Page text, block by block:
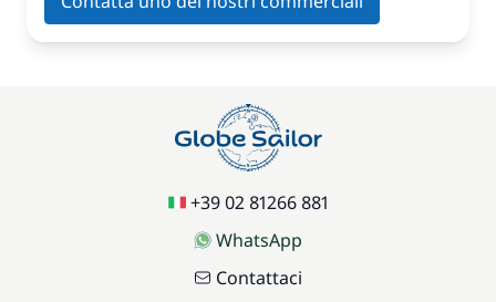
+39 02 81266 881
WhatsApp
Contattaci